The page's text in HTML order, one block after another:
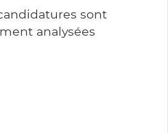
sont
analysées